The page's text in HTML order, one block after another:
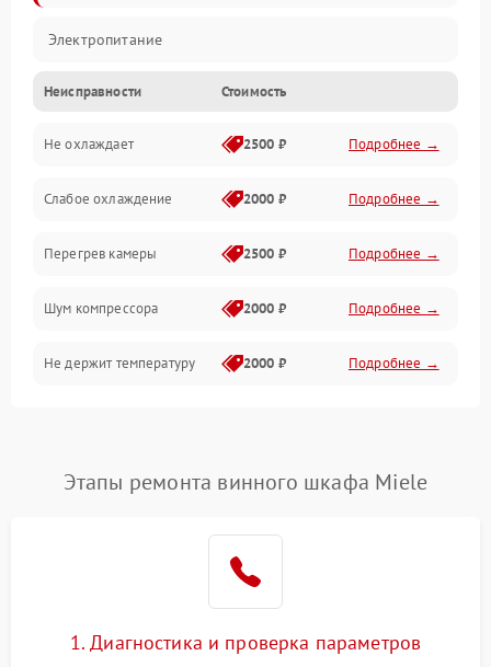
Электропитание
Неисправности Стоимость
Не охлаждает 2500 ₽ Подробнее →
Слабое охлаждение 2000 ₽ Подробнее →
Перегрев камеры 2500 ₽ Подробнее →
Шум компрессора 2000 ₽ Подробнее →
Не держит температуру 2000 ₽ Подробнее →
Этапы ремонта винного шкафа Miele
1. Диагностика и проверка параметров